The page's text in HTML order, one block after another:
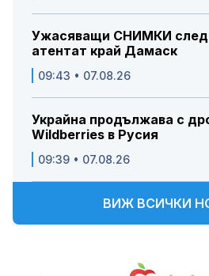
Ужасяващи СНИМКИ след
атентат край Дамаск
09:43 • 07.08.26
Украйна продължава с
Wildberries в Русия
09:39 • 07.08.26
ВИЖ ВСИЧКИ